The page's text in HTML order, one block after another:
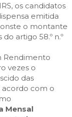
os candidatos
emitida
o montante
artigo 58.º n.º
Rendimento
vezes o
das
acordo com o
Mensal